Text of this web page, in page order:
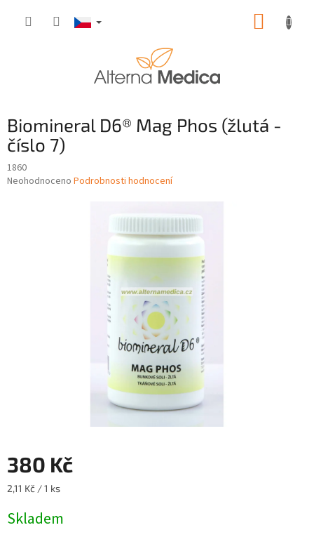
Biomineral D6® Mag Phos (žlutá -
číslo 7)
1860
Průměrné
Neohodnoceno Podrobnosti hodnocení
380 Kč
Měrná
2,11 Kč / 1 ks
Skladem